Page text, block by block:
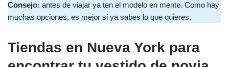
Consejo: antes de viajar ya ten el modelo en mente. Como hay
muchas opciones, es mejor si ya sabes lo que quieres.
Tiendas en Nueva York para